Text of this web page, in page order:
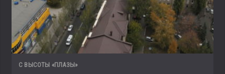
С ВЫСОТЫ «ПЛАЗЫ»